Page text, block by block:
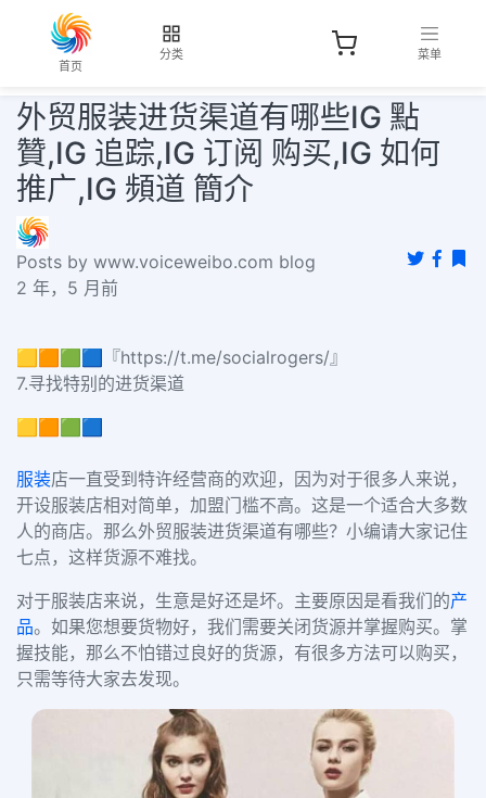
首页
分类 菜单
外贸服装进货渠道有哪些IG 點
贊,IG 追踪,IG 订阅 购买,IG 如何
推广,IG 頻道 簡介
Posts by www.voiceweibo.com blog
2 年，5 月前
🟨🟧🟩🟦『https://t.me/socialrogers/』
7.寻找特别的进货渠道
🟨🟧🟩🟦
服装店一直受到特许经营商的欢迎，因为对于很多人来说，
开设服装店相对简单，加盟门槛不高。这是一个适合大多数
人的商店。那么外贸服装进货渠道有哪些？小编请大家记住
七点，这样货源不难找。
对于服装店来说，生意是好还是坏。主要原因是看我们的产
品。如果您想要货物好，我们需要关闭货源并掌握购买。掌
握技能，那么不怕错过良好的货源，有很多方法可以购买，
只需等待大家去发现。